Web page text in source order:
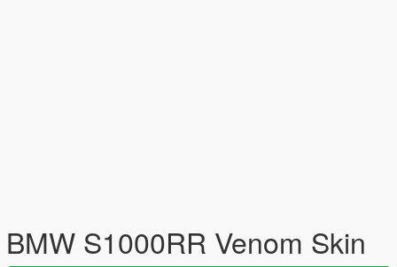
BMW S1000RR Venom Skin